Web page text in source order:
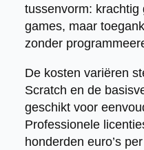
tussenvorm:
games, maar
zonder
De kosten variëren
Scratch en de
geschikt voor
Professionele
honderden euro’s